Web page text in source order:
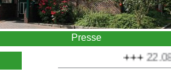
Presse
+++